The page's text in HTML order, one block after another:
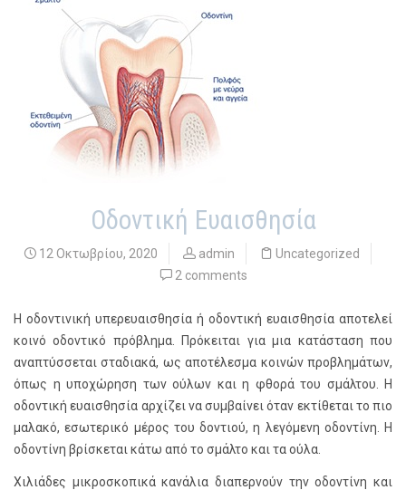
Οδοντική Ευαισθησία
12 Οκτωβρίου, 2020 admin
Uncategorized
2 comments
Η οδοντινική υπερευαισθησία ή οδοντική ευαισθησία αποτελεί
κοινό οδοντικό πρόβλημα. Πρόκειται για μια κατάσταση που
αναπτύσσεται σταδιακά, ως αποτέλεσμα κοινών προβλημάτων,
όπως η υποχώρηση των ούλων και η φθορά του σμάλτου. Η
οδοντική ευαισθησία αρχίζει να συμβαίνει όταν εκτίθεται το πιο
μαλακό, εσωτερικό μέρος του δοντιού, η λεγόμενη οδοντίνη. Η
οδοντίνη βρίσκεται κάτω από το σμάλτο και τα ούλα.
Χιλιάδες μικροσκοπικά κανάλια διαπερνούν την οδοντίνη και